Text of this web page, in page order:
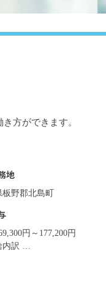
方ができます。
地
野郡北島町
円～177,200円
内訳